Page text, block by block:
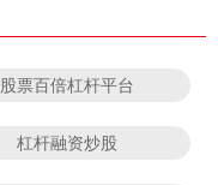
股票百倍杠杆平台
杠杆融资炒股